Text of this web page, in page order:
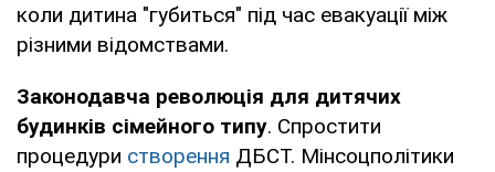
коли дитина "губиться" під час евакуації між
різними відомствами.
Законодавча революція для дитячих
будинків сімейного типу. Спростити
процедури створення ДБСТ. Мінсоцполітики